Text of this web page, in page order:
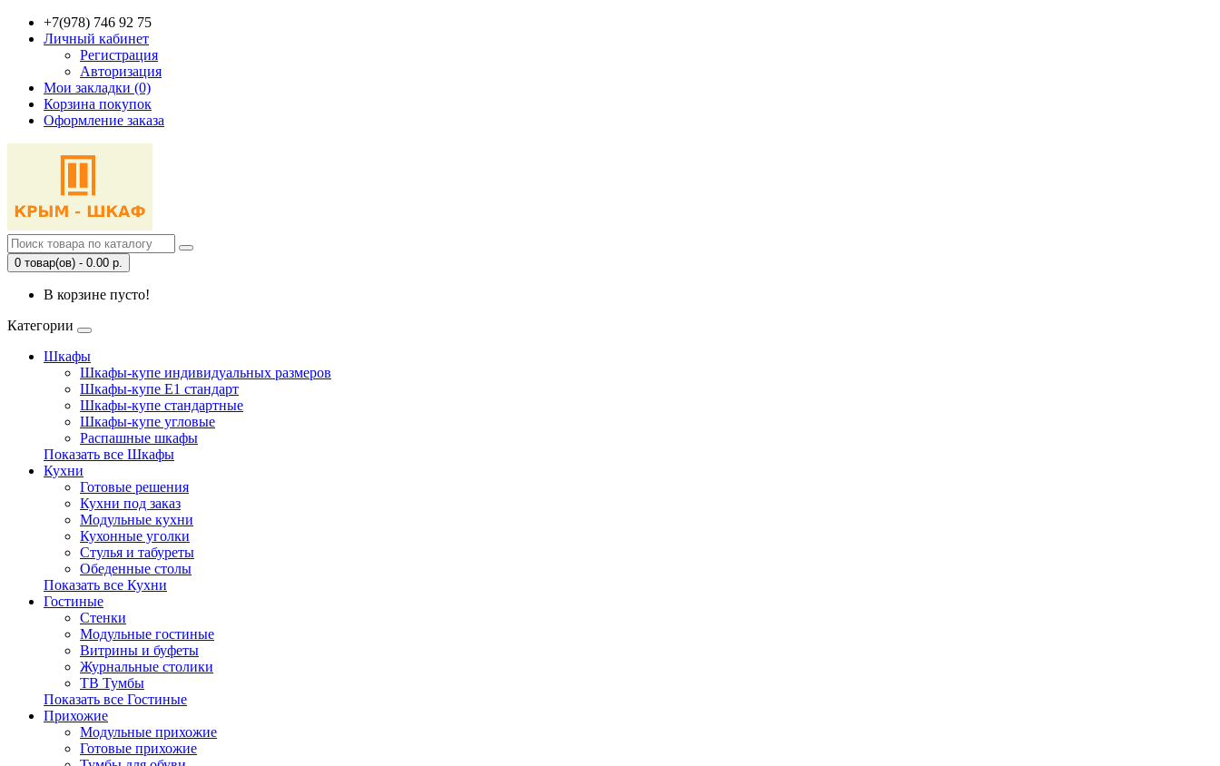
+7(978) 746 92 75
Личный кабинет
Регистрация
Авторизация
Мои закладки (0)
Корзина покупок
Оформление заказа
0 товар(ов) - 0.00 р.
В корзине пусто!
Категории
Шкафы
Шкафы-купе индивидуальных размеров
Шкафы-купе Е1 стандарт
Шкафы-купе стандартные
Шкафы-купе угловые
Распашные шкафы
Показать все Шкафы
Кухни
Готовые решения
Кухни под заказ
Модульные кухни
Кухонные уголки
Стулья и табуреты
Обеденные столы
Показать все Кухни
Гостиные
Стенки
Модульные гостиные
Витрины и буфеты
Журнальные столики
ТВ Тумбы
Показать все Гостиные
Прихожие
Модульные прихожие
Готовые прихожие